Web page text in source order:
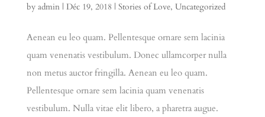
by admin| Déc 19, 2018 | Stories of Love, Uncategorized
Aenean eu leo quam. Pellentesque ornare sem lacinia
quam venenatis vestibulum. Donec ullamcorper nulla
non metus auctor fringilla. Aenean eu leo quam.
Pellentesque ornare sem lacinia quam venenatis
vestibulum. Nulla vitae elit libero, a pharetra augue.